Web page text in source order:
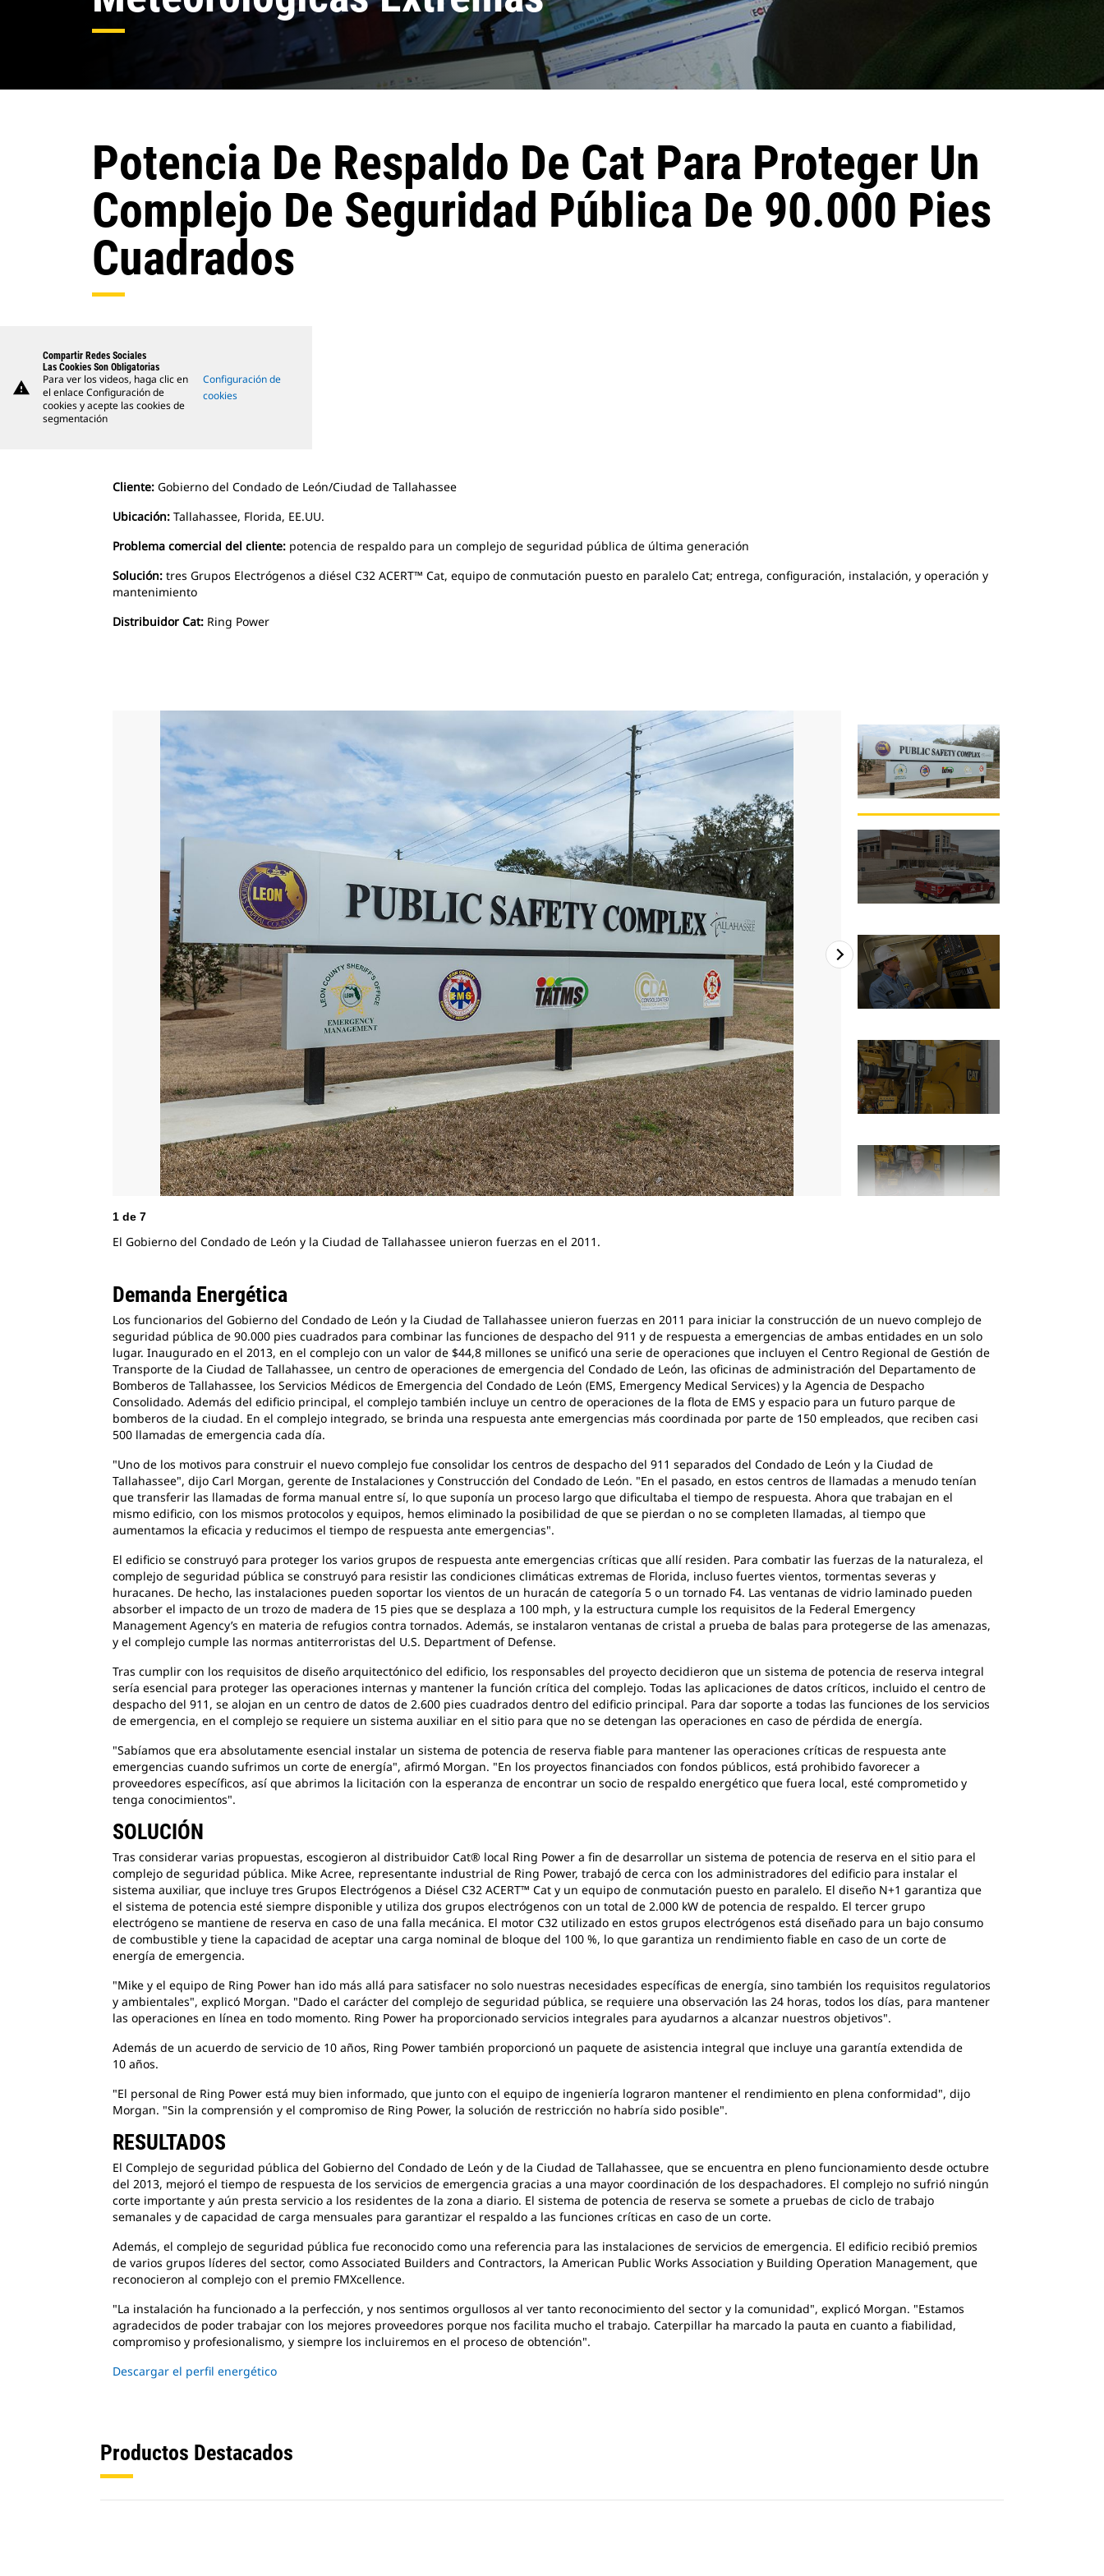
Potencia De Respaldo De Cat Para Proteger Un
Complejo De Seguridad Pública De 90.000 Pies
Cuadrados
warning
Compartir Redes Sociales
Las Cookies Son Obligatorias
Para ver los videos, haga clic en
el enlace Configuración de
cookies y acepte las cookies de
segmentación
Configuración de
cookies
Cliente: Gobierno del Condado de León/Ciudad de Tallahassee
Ubicación: Tallahassee, Florida, EE.UU.
Problema comercial del cliente: potencia de respaldo para un complejo de seguridad pública de última generación
Solución: tres Grupos Electrógenos a diésel C32 ACERT™ Cat, equipo de conmutación puesto en paralelo Cat; entrega, configuración, instalación, y operación y
mantenimiento
Distribuidor Cat: Ring Power
1 de 7
El Gobierno del Condado de León y la Ciudad de Tallahassee unieron fuerzas en el 2011.
Demanda Energética
Los funcionarios del Gobierno del Condado de León y la Ciudad de Tallahassee unieron fuerzas en 2011 para iniciar la construcción de un nuevo complejo de
seguridad pública de 90.000 pies cuadrados para combinar las funciones de despacho del 911 y de respuesta a emergencias de ambas entidades en un solo
lugar. Inaugurado en el 2013, en el complejo con un valor de $44,8 millones se unificó una serie de operaciones que incluyen el Centro Regional de Gestión de
Transporte de la Ciudad de Tallahassee, un centro de operaciones de emergencia del Condado de León, las oficinas de administración del Departamento de
Bomberos de Tallahassee, los Servicios Médicos de Emergencia del Condado de León (EMS, Emergency Medical Services) y la Agencia de Despacho
Consolidado. Además del edificio principal, el complejo también incluye un centro de operaciones de la flota de EMS y espacio para un futuro parque de
bomberos de la ciudad. En el complejo integrado, se brinda una respuesta ante emergencias más coordinada por parte de 150 empleados, que reciben casi
500 llamadas de emergencia cada día.
"Uno de los motivos para construir el nuevo complejo fue consolidar los centros de despacho del 911 separados del Condado de León y la Ciudad de
Tallahassee", dijo Carl Morgan, gerente de Instalaciones y Construcción del Condado de León. "En el pasado, en estos centros de llamadas a menudo tenían
que transferir las llamadas de forma manual entre sí, lo que suponía un proceso largo que dificultaba el tiempo de respuesta. Ahora que trabajan en el
mismo edificio, con los mismos protocolos y equipos, hemos eliminado la posibilidad de que se pierdan o no se completen llamadas, al tiempo que
aumentamos la eficacia y reducimos el tiempo de respuesta ante emergencias".
El edificio se construyó para proteger los varios grupos de respuesta ante emergencias críticas que allí residen. Para combatir las fuerzas de la naturaleza, el
complejo de seguridad pública se construyó para resistir las condiciones climáticas extremas de Florida, incluso fuertes vientos, tormentas severas y
huracanes. De hecho, las instalaciones pueden soportar los vientos de un huracán de categoría 5 o un tornado F4. Las ventanas de vidrio laminado pueden
absorber el impacto de un trozo de madera de 15 pies que se desplaza a 100 mph, y la estructura cumple los requisitos de la Federal Emergency
Management Agency’s en materia de refugios contra tornados. Además, se instalaron ventanas de cristal a prueba de balas para protegerse de las amenazas,
y el complejo cumple las normas antiterroristas del U.S. Department of Defense.
Tras cumplir con los requisitos de diseño arquitectónico del edificio, los responsables del proyecto decidieron que un sistema de potencia de reserva integral
sería esencial para proteger las operaciones internas y mantener la función crítica del complejo. Todas las aplicaciones de datos críticos, incluido el centro de
despacho del 911, se alojan en un centro de datos de 2.600 pies cuadrados dentro del edificio principal. Para dar soporte a todas las funciones de los servicios
de emergencia, en el complejo se requiere un sistema auxiliar en el sitio para que no se detengan las operaciones en caso de pérdida de energía.
"Sabíamos que era absolutamente esencial instalar un sistema de potencia de reserva fiable para mantener las operaciones críticas de respuesta ante
emergencias cuando sufrimos un corte de energía", afirmó Morgan. "En los proyectos financiados con fondos públicos, está prohibido favorecer a
proveedores específicos, así que abrimos la licitación con la esperanza de encontrar un socio de respaldo energético que fuera local, esté comprometido y
tenga conocimientos".
SOLUCIÓN
Tras considerar varias propuestas, escogieron al distribuidor Cat® local Ring Power a fin de desarrollar un sistema de potencia de reserva en el sitio para el
complejo de seguridad pública. Mike Acree, representante industrial de Ring Power, trabajó de cerca con los administradores del edificio para instalar el
sistema auxiliar, que incluye tres Grupos Electrógenos a Diésel C32 ACERT™ Cat y un equipo de conmutación puesto en paralelo. El diseño N+1 garantiza que
el sistema de potencia esté siempre disponible y utiliza dos grupos electrógenos con un total de 2.000 kW de potencia de respaldo. El tercer grupo
electrógeno se mantiene de reserva en caso de una falla mecánica. El motor C32 utilizado en estos grupos electrógenos está diseñado para un bajo consumo
de combustible y tiene la capacidad de aceptar una carga nominal de bloque del 100 %, lo que garantiza un rendimiento fiable en caso de un corte de
energía de emergencia.
"Mike y el equipo de Ring Power han ido más allá para satisfacer no solo nuestras necesidades específicas de energía, sino también los requisitos regulatorios
y ambientales", explicó Morgan. "Dado el carácter del complejo de seguridad pública, se requiere una observación las 24 horas, todos los días, para mantener
las operaciones en línea en todo momento. Ring Power ha proporcionado servicios integrales para ayudarnos a alcanzar nuestros objetivos".
Además de un acuerdo de servicio de 10 años, Ring Power también proporcionó un paquete de asistencia integral que incluye una garantía extendida de
10 años.
"El personal de Ring Power está muy bien informado, que junto con el equipo de ingeniería lograron mantener el rendimiento en plena conformidad", dijo
Morgan. "Sin la comprensión y el compromiso de Ring Power, la solución de restricción no habría sido posible".
RESULTADOS
El Complejo de seguridad pública del Gobierno del Condado de León y de la Ciudad de Tallahassee, que se encuentra en pleno funcionamiento desde octubre
del 2013, mejoró el tiempo de respuesta de los servicios de emergencia gracias a una mayor coordinación de los despachadores. El complejo no sufrió ningún
corte importante y aún presta servicio a los residentes de la zona a diario. El sistema de potencia de reserva se somete a pruebas de ciclo de trabajo
semanales y de capacidad de carga mensuales para garantizar el respaldo a las funciones críticas en caso de un corte.
Además, el complejo de seguridad pública fue reconocido como una referencia para las instalaciones de servicios de emergencia. El edificio recibió premios
de varios grupos líderes del sector, como Associated Builders and Contractors, la American Public Works Association y Building Operation Management, que
reconocieron al complejo con el premio FMXcellence.
"La instalación ha funcionado a la perfección, y nos sentimos orgullosos al ver tanto reconocimiento del sector y la comunidad", explicó Morgan. "Estamos
agradecidos de poder trabajar con los mejores proveedores porque nos facilita mucho el trabajo. Caterpillar ha marcado la pauta en cuanto a fiabilidad,
compromiso y profesionalismo, y siempre los incluiremos en el proceso de obtención".
Descargar el perfil energético
Productos Destacados